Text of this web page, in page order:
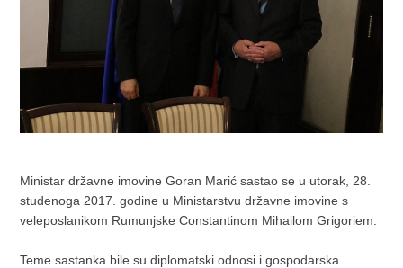
Ministar državne imovine Goran Marić sastao se u utorak, 28.
studenoga 2017. godine u Ministarstvu državne imovine s
veleposlanikom Rumunjske Constantinom Mihailom Grigoriem.
Teme sastanka bile su diplomatski odnosi i gospodarska